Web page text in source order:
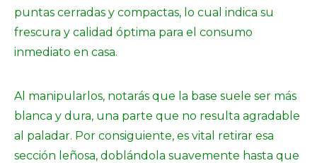
puntas cerradas y compactas, lo cual indica su
frescura y calidad óptima para el consumo
inmediato en casa.
Al manipularlos, notarás que la base suele ser más
blanca y dura, una parte que no resulta agradable
al paladar. Por consiguiente, es vital retirar esa
sección leñosa, doblándola suavemente hasta que